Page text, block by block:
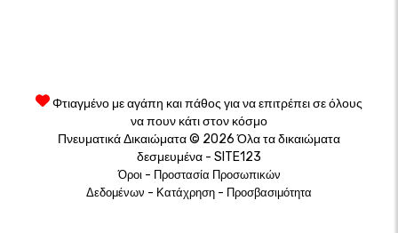
Φτιαγμένο με αγάπη και πάθος για να επιτρέπει σε όλους
να πουν κάτι στον κόσμο
Πνευματικά Δικαιώματα © 2026 Όλα τα δικαιώματα
δεσμευμένα - SITE123
Όροι- Προστασία Προσωπικών
Δεδομένων - Κατάχρηση - Προσβασιμότητα